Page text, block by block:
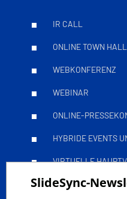
IR CALL
ONLINE TOWN
WEBKONFERENZ
WEBINAR
ONLINE-
HYBRIDE EVENTS
VIRTUELLE
SlideSync-